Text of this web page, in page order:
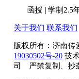
函授 | 学制2.5
关于我们 联系我们
版权所有： 济南传
19030502号-20 技
司 严禁复制、抄